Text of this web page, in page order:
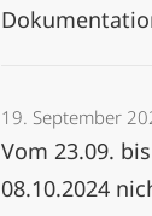
19. September
Vom 23.09.
08.10.2024